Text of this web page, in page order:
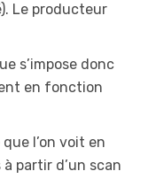
Le producteur
s’impose donc
en fonction
l’on voit en
partir d’un scan